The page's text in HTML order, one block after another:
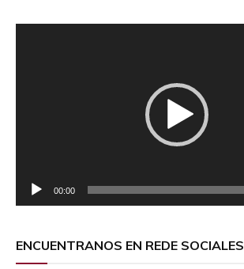
00:00
ENCUENTRANOS EN REDE SOCIALES